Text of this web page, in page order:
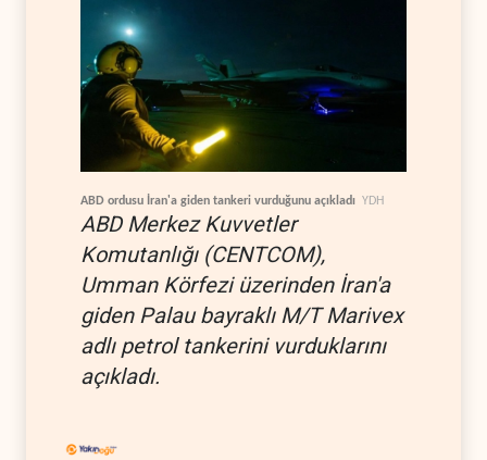
ABD ordusu İran'a giden tankeri vurduğunu açıkladı YDH
ABD Merkez Kuvvetler
Komutanlığı (CENTCOM),
Umman Körfezi üzerinden İran'a
giden Palau bayraklı M/T Marivex
adlı petrol tankerini vurduklarını
açıkladı.